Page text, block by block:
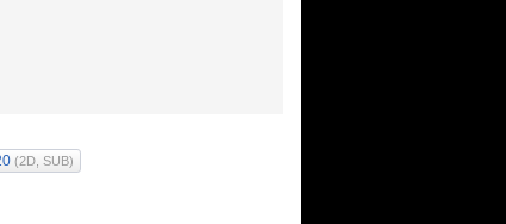
(2D, SUB)